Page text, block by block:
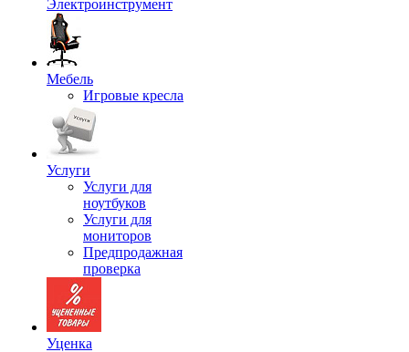
Электроинструмент
Мебель
Игровые кресла
Услуги
Услуги для
ноутбуков
Услуги для
мониторов
Предпродажная
проверка
Уценка